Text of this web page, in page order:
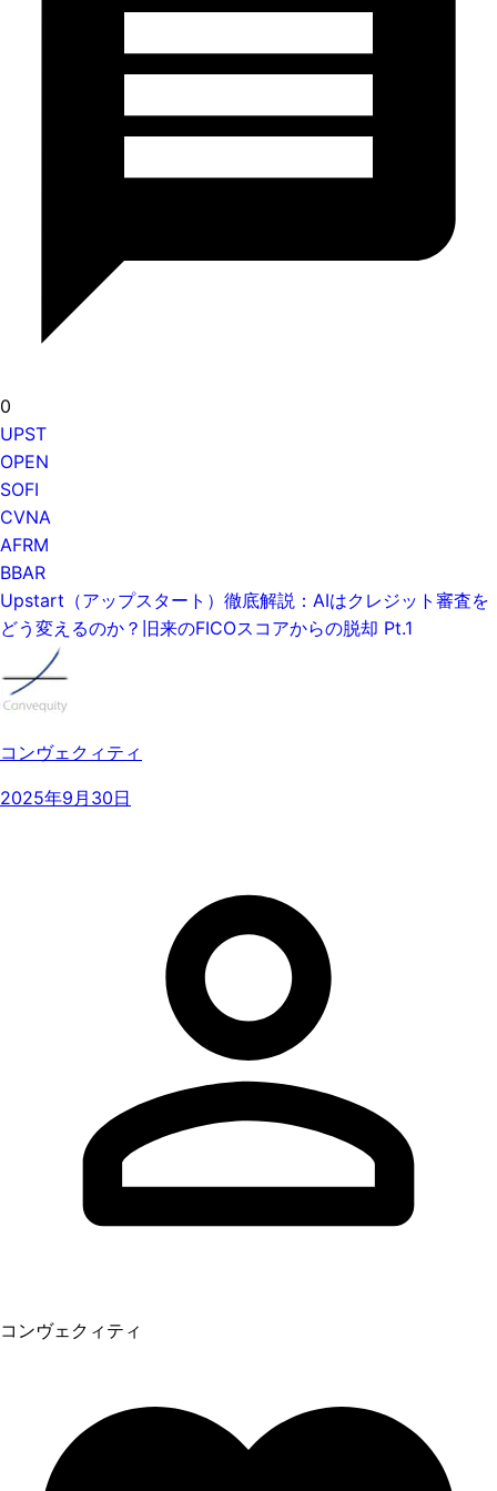
0
UPST
OPEN
SOFI
CVNA
AFRM
BBAR
Upstart（アップスタート）徹底解説：AIはクレジット審査を
どう変えるのか？旧来のFICOスコアからの脱却 Pt.1
コンヴェクィティ
2025年9月30日
コンヴェクィティ